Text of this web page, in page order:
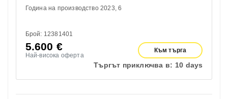
Година на производство 2023 6
Брой: 12381401
5.600 €
Най-висока оферта
Към търга
Търгът приключва в: 10 days